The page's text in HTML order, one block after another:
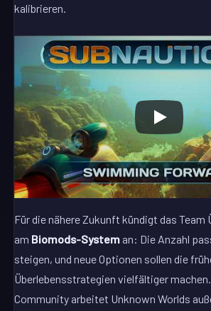
kalibrieren.
Für die nähere Zukunft kündigt das Team
am Biomods-System an: Die Anzahl
steigen, und neue Optionen sollen die
Überlebensstrategien vielfältiger
Community arbeitet Unknown Worlds